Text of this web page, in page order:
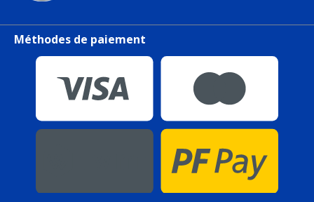
Méthodes de paiement